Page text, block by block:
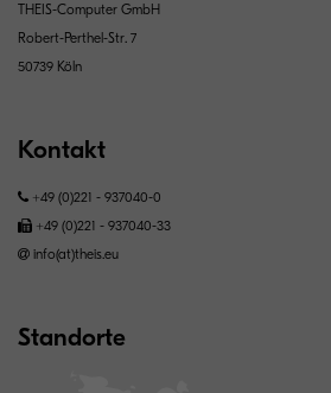
THEIS-Computer GmbH
Robert-Perthel-Str. 7
50739 Köln
Kontakt
+49 (0)221 - 937040-0
+49 (0)221 - 937040-33
info(at)theis.eu
Standorte